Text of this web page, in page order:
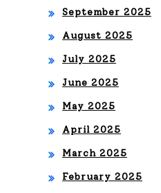
September 2025
August 2025
July 2025
June 2025
May 2025
April 2025
March 2025
February 2025